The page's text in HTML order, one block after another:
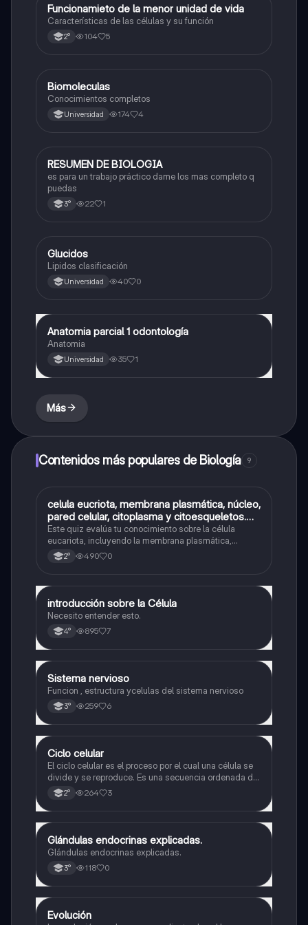
Biología
Funcionamieto de la menor unidad de vida
Características de las células y su función
2° 104 5
Biología
Biomoleculas
Conocimientos completos
Universidad 174 4
Biología
RESUMEN DE BIOLOGIA
es para un trabajo práctico dame los mas completo q
puedas
3° 22 1
Biología
Glucidos
Lipidos clasificación
Universidad 40 0
Biología
Anatomia parcial 1 odontología
Anatomia
Universidad 35 1
Más
Contenidos más populares de Biología 9
CBiología
celula eucriota, membrana plasmática, núcleo,
pared celular, citoplasma y citoesqueletos.
nombre se las partes de la celula eucariota
Este quiz evalúa tu conocimiento sobre la célula
eucariota, incluyendo la membrana plasmática,
núcleo, pared celular, citoplasma y citoesqueleto.
2° 490 0
Biología
introducción sobre la Célula
Necesito entender esto.
4° 895 7
Biología
Sistema nervioso
Funcion , estructura ycelulas del sistema nervioso
3° 259 6
Biología
Ciclo celular
El ciclo celular es el proceso por el cual una célula se
divide y se reproduce. Es una secuencia ordenada de
eventos que permiten la replicación del material
genético y la formación de dos células hijas idénticas
2° 264 3
Biología
Glándulas endocrinas explicadas.
Glándulas endocrinas explicadas.
3° 118 0
Biología
Evolución